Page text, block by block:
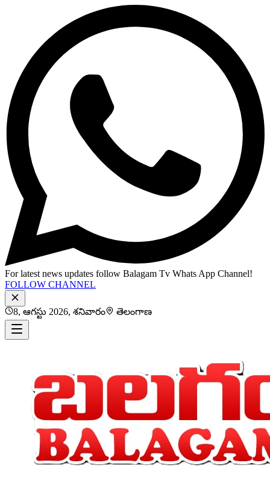
For latest news updates follow Balagam Tv Whats App Channel!
FOLLOW CHANNEL
8, ఆగస్టు 2026, శనివారం తెలంగాణ